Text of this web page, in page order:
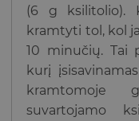
(6 g ksilitolio).
kramtyti tol, kol
10 minučių. Tai
kurį
kramtomoje
suvartojamo